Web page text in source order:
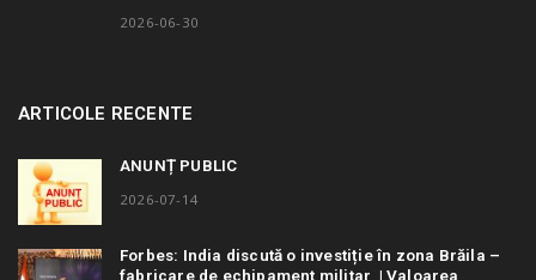
2026-06-30
ARTICOLE RECENTE
ANUNȚ PUBLIC
2026-07-14
Forbes: India discută o investiție în zona Brăila –
fabricare de echipament militar | Valoarea